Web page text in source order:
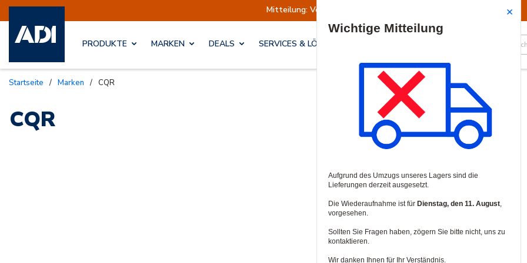
Mitteilung: Versand ausgesetzt
PRODUKTE MARKEN DEALS SERVICES & LÖSUNGEN
Startseite / Marken / CQR
CQR